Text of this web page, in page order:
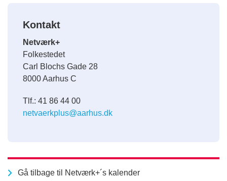
Kontakt
Netværk+
Folkestedet
Carl Blochs Gade 28
8000 Aarhus C
Tlf.: 41 86 44 00
netvaerkplus@aarhus.dk
Gå tilbage til Netværk+´s kalender